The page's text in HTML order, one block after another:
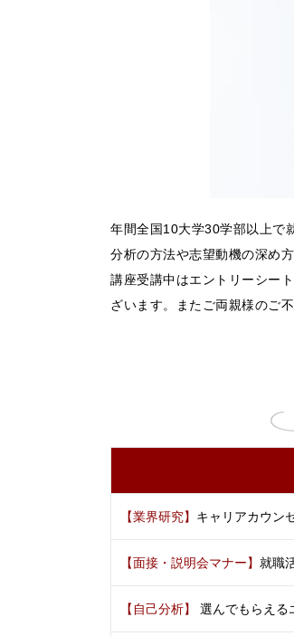
年間全国10大学30学部以上で
分析の方法や志望動機の深め
講座受講中はエントリーシー
ざいます。またご両親様のご
【業界研究】 キャリアカウン
【面接・説明会マナー】 就職
【自己分析】 選んでもらえ